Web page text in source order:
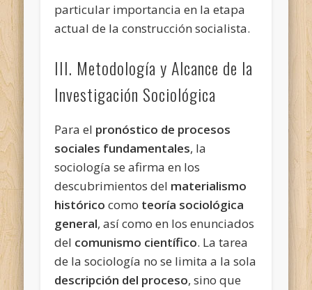
particular importancia en la etapa
actual de la construcción socialista.
III. Metodología y Alcance de la
Investigación Sociológica
Para el pronóstico de procesos
sociales fundamentales, la
sociología se afirma en los
descubrimientos del materialismo
histórico como teoría sociológica
general, así como en los enunciados
del comunismo científico. La tarea
de la sociología no se limita a la sola
descripción del proceso, sino que